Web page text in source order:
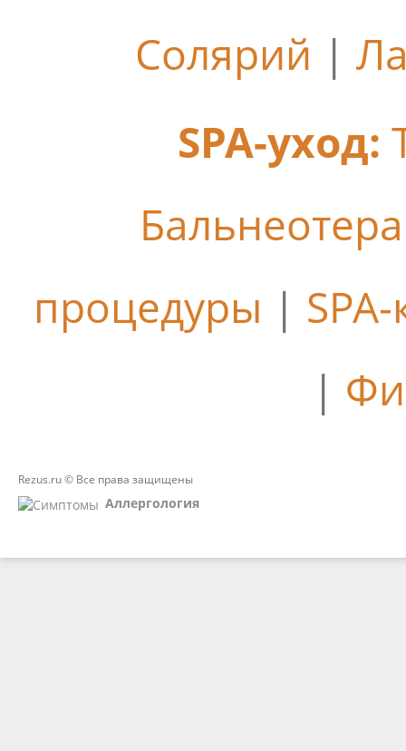
Солярий |
SPA-уход:
процедуры |
|
Rezus.ru © Все права защищены
Аллергология